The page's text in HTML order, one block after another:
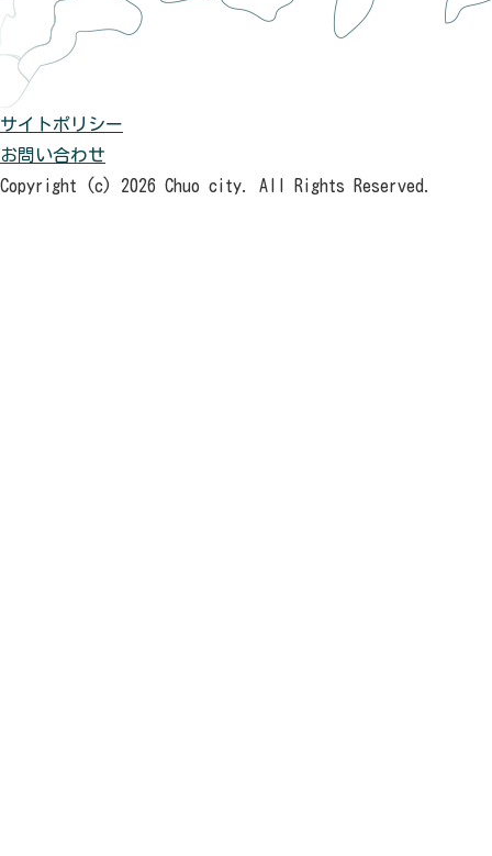
サイトポリシー
お問い合わせ
Copyright (c) 2026 Chuo city. All Rights Reserved.